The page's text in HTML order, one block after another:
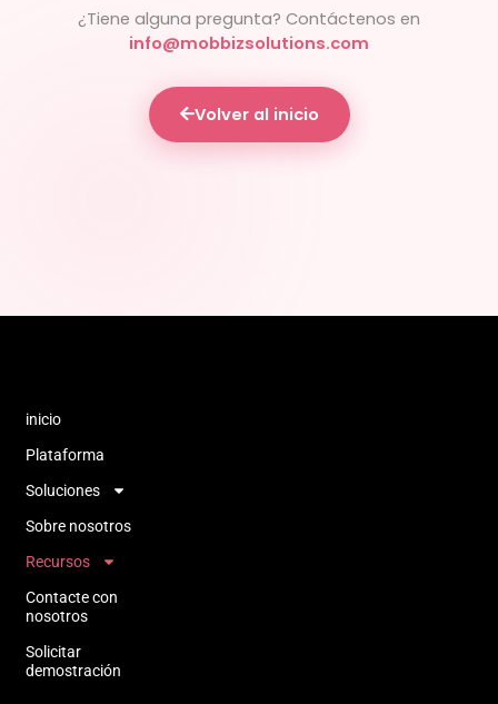
¿Tiene alguna pregunta? Contáctenos en
info@mobbizsolutions.com
Volver al inicio
inicio
Plataforma
Soluciones
Sobre nosotros
Recursos
Contacte con
nosotros
Solicitar
demostración